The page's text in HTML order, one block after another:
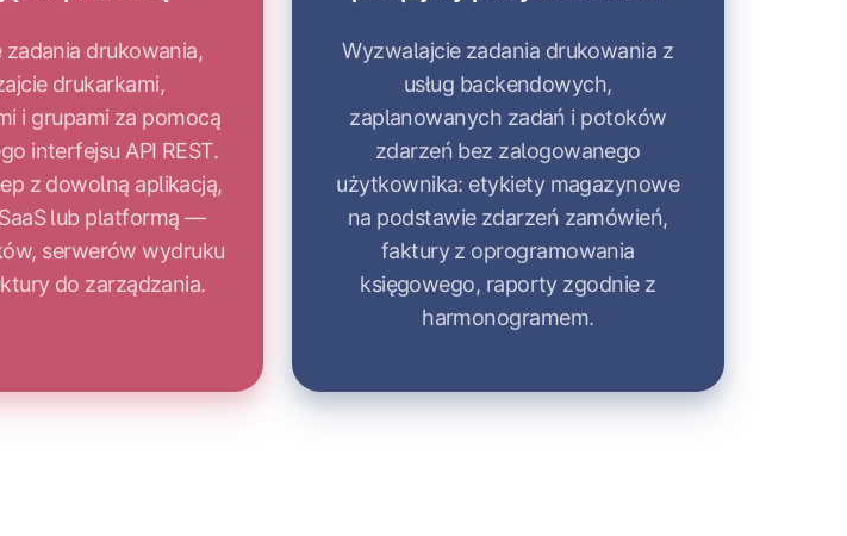
zadania drukowania,
drukarkami,
i grupami za pomocą
interfejsu API REST.
z dowolną aplikacją,
lub platformą —
serwerów wydruku
do zarządzania.
platformą
Wyzwalajcie zadania drukowania z
usług backendowych,
zaplanowanych zadań i potoków
zdarzeń bez zalogowanego
użytkownika: etykiety magazynowe
na podstawie zdarzeń zamówień,
faktury z oprogramowania
księgowego, raporty zgodnie z
harmonogramem.